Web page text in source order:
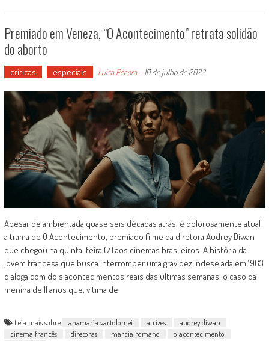
Premiado em Veneza, “O Acontecimento” retrata solidão
do aborto
críticas especiais Luísa Pécora- 10 de julho de 2022
Apesar de ambientada quase seis décadas atrás, é dolorosamente atual
a trama de O Acontecimento, premiado filme da diretora Audrey Diwan
que chegou na quinta-feira (7) aos cinemas brasileiros. A história da
jovem francesa que busca interromper uma gravidez indesejada em 1963
dialoga com dois acontecimentos reais das últimas semanas: o caso da
menina de 11 anos que, vítima de
Leia mais sobre anamaria vartolomei atrizes
audrey diwan
cinema francês
diretoras marcia romano
o acontecimento